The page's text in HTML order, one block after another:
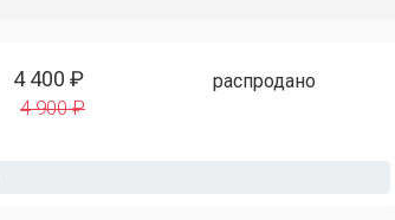
4 400 ₽
4 900 ₽
распродано